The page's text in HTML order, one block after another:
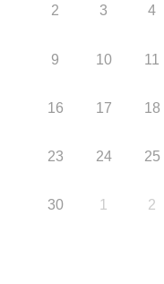
2 3 4
9 10 11
16 17 18
23 24 25
30 1 2